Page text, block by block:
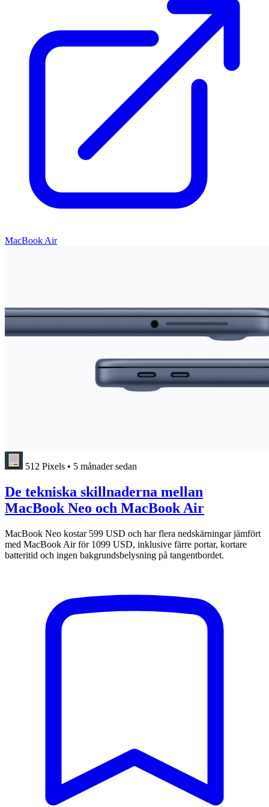
MacBook Air
512 Pixels • 5 månader sedan
De tekniska skillnaderna mellan
MacBook Neo och MacBook Air
MacBook Neo kostar 599 USD och har flera nedskärningar jämfört
med MacBook Air för 1099 USD, inklusive färre portar, kortare
batteritid och ingen bakgrundsbelysning på tangentbordet.